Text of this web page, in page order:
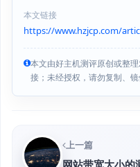
本文链接
https://www.hzjcp.com/
本文由好主机测评原创或整
接；未经授权，请勿复制、镜
上一篇